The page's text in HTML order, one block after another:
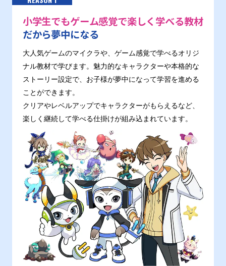
小学生でもゲーム感覚で楽しく学べる教材
だから夢中になる
大人気ゲームのマイクラや、ゲーム感覚で学べるオリジ
ナル教材で学びます。魅力的なキャラクターや本格的な
ストーリー設定で、お子様が夢中になって学習を進める
ことができます。
クリアやレベルアップでキャラクターがもらえるなど、
楽しく継続して学べる仕掛けが組み込まれています。